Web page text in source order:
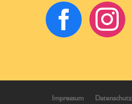
 
Impressum Datenschutz